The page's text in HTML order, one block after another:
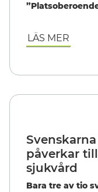
LÄS MER
påverkar
sjukvård
Bara tre av tio